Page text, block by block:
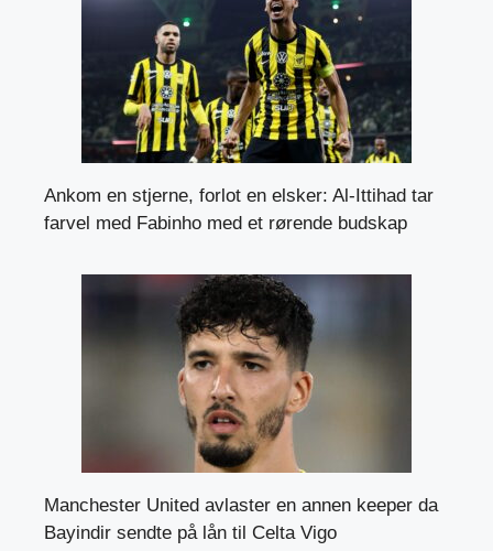
Ankom en stjerne, forlot en elsker: Al-Ittihad tar
farvel med Fabinho med et rørende budskap
Manchester United avlaster en annen keeper da
Bayindir sendte på lån til Celta Vigo